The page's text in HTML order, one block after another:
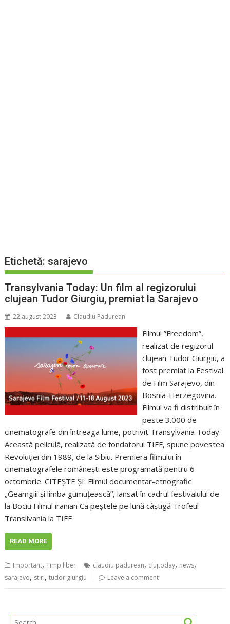
Etichetă: sarajevo
Transylvania Today: Un film al regizorului
clujean Tudor Giurgiu, premiat la Sarajevo
22 august 2023 Claudiu Padurean
Filmul ”Freedom”,
realizat de regizorul
clujean Tudor Giurgiu, a
fost premiat la Festival
de Film Sarajevo, din
Bosnia-Herzegovina.
Filmul va fi distribuit în
peste 3.000 de
cinematografe din întreaga lume, potrivit Transylvania Today.
Această peliculă, realizată de fondatorul TIFF, spune povestea
Revoluției din 1989, de la Sibiu. Premiera filmului în
cinematografele românești este programată pentru 6
octombrie. CITEȘTE ȘI: Filmul documentar-etnografic
„Geamgiii și limba gumuțească”, lansat în cadrul festivalului de
la Bociu Filmul iranian Ca peștele pe lună câștigă Trofeul
Transilvania la TIFF
READ MORE
Important,Timp liber claudiu padurean, clujtoday, news,
sarajevo, stiri,tudor giurgiu Leave a comment